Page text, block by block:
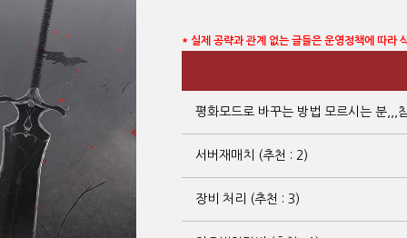
* 실제 공략과 관계 없는 글들은 운영정책에 따라
평화모드로 바꾸는 방법 모르시는 분,,,
서버재매치 (추천 : 2)
장비 처리 (추천 : 3)